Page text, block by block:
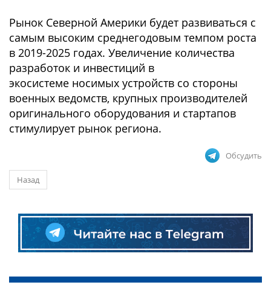
Рынок Северной Америки будет развиваться с
самым высоким среднегодовым темпом роста
в 2019-2025 годах. Увеличение количества
разработок и инвестиций в
экосистеме носимых устройств со стороны
военных ведомств, крупных производителей
оригинального оборудования и стартапов
стимулирует рынок региона.
Обсудить
Назад